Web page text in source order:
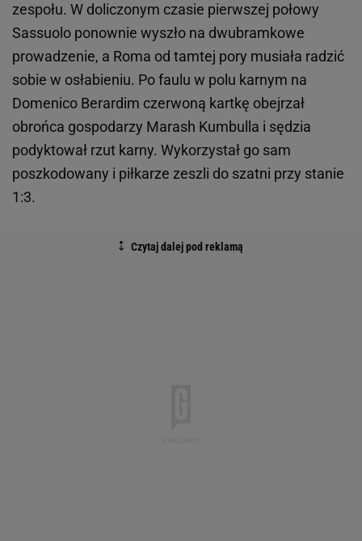
zespołu. W doliczonym czasie pierwszej połowy
Sassuolo ponownie wyszło na dwubramkowe
prowadzenie, a Roma od tamtej pory musiała radzić
sobie w osłabieniu. Po faulu w polu karnym na
Domenico Berardim czerwoną kartkę obejrzał
obrońca gospodarzy Marash Kumbulla i sędzia
podyktował rzut karny. Wykorzystał go sam
poszkodowany i piłkarze zeszli do szatni przy stanie
1:3.